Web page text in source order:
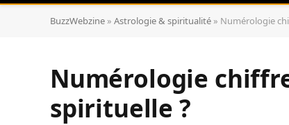
BuzzWebzine » Astrologie & spiritualité » Numérologie
Numérologie
spirituelle ?